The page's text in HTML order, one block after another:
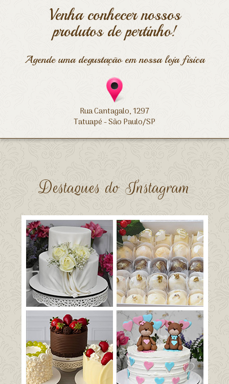
Venha conhecer nossos
produtos de pertinho!
Agende uma degustação em nossa loja física
Rua Cantagalo, 1297
Tatuapé - São Paulo/SP
Destaques do Instagram